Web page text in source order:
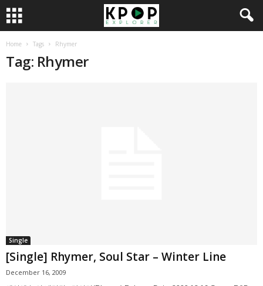
Home Tags Rhymer
Tag: Rhymer
Single
[Single] Rhymer, Soul Star – Winter Line
December 16, 2009